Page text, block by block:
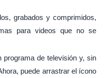
grabados y comprimidos,
para videos que no se
de televisión y, sin
puede arrastrar el ícono